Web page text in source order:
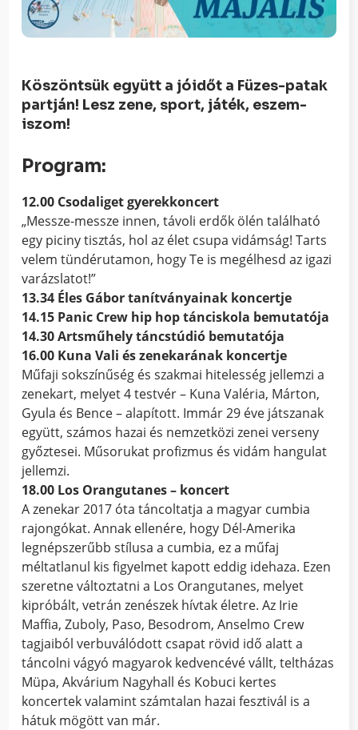
Köszöntsük együtt a jóidőt a Füzes-patak
partján! Lesz zene, sport, játék, eszem-
iszom!
Program:
12.00 Csodaliget gyerekkoncert
„Messze-messze innen, távoli erdők ölén található
egy piciny tisztás, hol az élet csupa vidámság! Tarts
velem tündérutamon, hogy Te is megélhesd az igazi
varázslatot!”
13.34 Éles Gábor tanítványainak koncertje
14.15 Panic Crew hip hop tánciskola bemutatója
14.30 Artsműhely táncstúdió bemutatója
16.00 Kuna Vali és zenekarának koncertje
Műfaji sokszínűség és szakmai hitelesség jellemzi a
zenekart, melyet 4 testvér – Kuna Valéria, Márton,
Gyula és Bence – alapított. Immár 29 éve játszanak
együtt, számos hazai és nemzetközi zenei verseny
győztesei. Műsorukat profizmus és vidám hangulat
jellemzi.
18.00 Los Orangutanes – koncert
A zenekar 2017 óta táncoltatja a magyar cumbia
rajongókat. Annak ellenére, hogy Dél-Amerika
legnépszerűbb stílusa a cumbia, ez a műfaj
méltatlanul kis figyelmet kapott eddig idehaza. Ezen
szeretne változtatni a Los Orangutanes, melyet
kipróbált, vetrán zenészek hívtak életre. Az Irie
Maffia, Zuboly, Paso, Besodrom, Anselmo Crew
tagjaiból verbuválódott csapat rövid idő alatt a
táncolni vágyó magyarok kedvencévé vállt, teltházas
Müpa, Akvárium Nagyhall és Kobuci kertes
koncertek valamint számtalan hazai fesztivál is a
hátuk mögött van már.